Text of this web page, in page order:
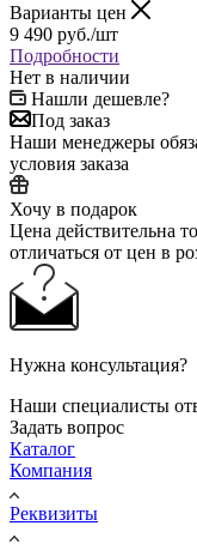
Варианты цен
9 490 руб./шт
Подробности
Нет в наличии
Нашли дешевле?
Под заказ
Наши менеджеры
условия заказа
Хочу в подарок
Цена действительна
отличаться от цен в
Нужна консультация?
Наши специалисты
Задать вопрос
Каталог
Компания
Реквизиты